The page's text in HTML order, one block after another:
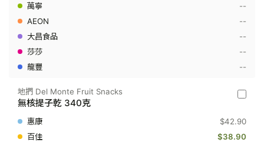
克--
--
--
--
--
地
Del
Monte
Fruit
地捫 Del Monte Fruit Snacks
無核提子乾 340克
$42.90
$38.90